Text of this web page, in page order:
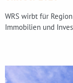
WRS wirbt für
Immobilien und